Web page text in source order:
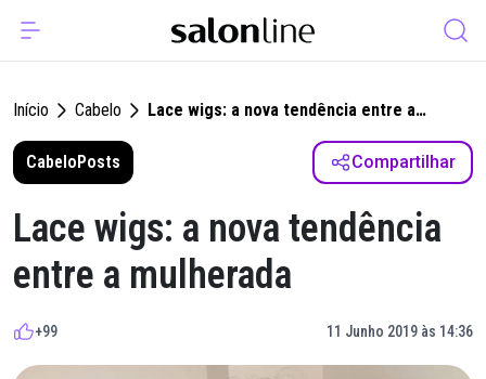
Início Cabelo
Lace wigs: a nova tendência entre a
CabeloPosts Compartilhar
Lace wigs: a nova tendência
entre a mulherada
+99 11 Junho 2019 às 14:36